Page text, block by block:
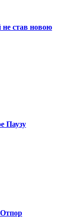
не став новою
Паузу